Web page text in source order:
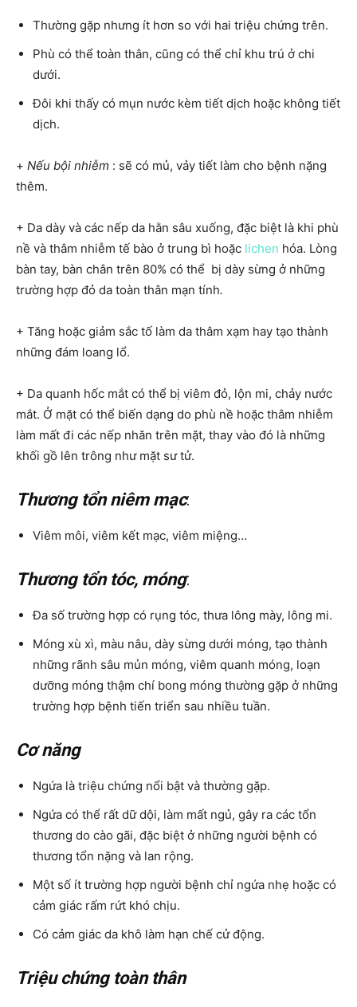
Thường gặp nhưng ít hơn so với hai triệu chứng trên.
Phù có thể toàn thân, cũng có thể chỉ khu trú ở chi
dưới.
Đôi khi thấy có mụn nước kèm tiết dịch hoặc không tiết
dịch.
+ Nếu bội nhiễm : sẽ có mủ, vảy tiết làm cho bệnh nặng
thêm.
+ Da dày và các nếp da hằn sâu xuống, đặc biệt là khi phù
nề và thâm nhiễm tế bào ở trung bì hoặc lichen hóa. Lòng
bàn tay, bàn chân trên 80% có thể bị dày sừng ở những
trường hợp đỏ da toàn thân mạn tính.
+ Tăng hoặc giảm sắc tố làm da thâm xạm hay tạo thành
những đám loang lổ.
+ Da quanh hốc mắt có thể bị viêm đỏ, lộn mi, chảy nước
mắt. Ở mặt có thể biến dạng do phù nề hoặc thâm nhiễm
làm mất đi các nếp nhăn trên mặt, thay vào đó là những
khối gồ lên trông như mặt sư tử.
Thương tổn niêm mạc:
Viêm môi, viêm kết mạc, viêm miệng…
Thương tổn tóc, móng:
Đa số trường hợp có rụng tóc, thưa lông mày, lông mi.
Móng xù xì, màu nâu, dày sừng dưới móng, tạo thành
những rãnh sâu mủn móng, viêm quanh móng, loạn
dưỡng móng thậm chí bong móng thường gặp ở những
trường hợp bệnh tiến triển sau nhiều tuần.
Cơ năng
Ngứa là triệu chứng nổi bật và thường gặp.
Ngứa có thể rất dữ dội, làm mất ngủ, gây ra các tổn
thương do cào gãi, đặc biệt ở những người bệnh có
thương tổn nặng và lan rộng.
Một số ít trường hợp người bệnh chỉ ngứa nhẹ hoặc có
cảm giác rấm rứt khó chịu.
Có cảm giác da khô làm hạn chế cử động.
Triệu chứng toàn thân